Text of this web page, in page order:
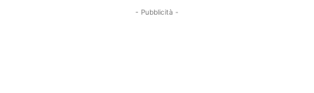
- Pubblicità -